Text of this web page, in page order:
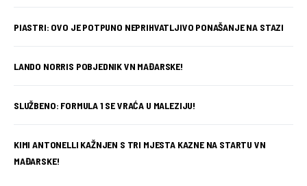
PIASTRI: OVO JE POTPUNO NEPRIHVATLJIVO PONAŠANJE NA STAZI
LANDO NORRIS POBJEDNIK VN MAĐARSKE!
SLUŽBENO: FORMULA 1 SE VRAĆA U MALEZIJU!
KIMI ANTONELLI KAŽNJEN S TRI MJESTA KAZNE NA STARTU VN
MAĐARSKE!